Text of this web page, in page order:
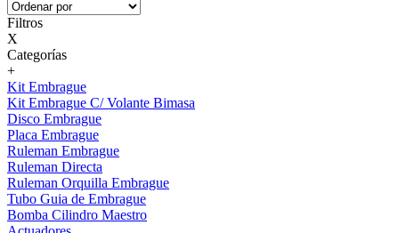
Filtros
X
Categorías
+
Kit Embrague
Kit Embrague C/ Volante Bimasa
Disco Embrague
Placa Embrague
Ruleman Embrague
Ruleman Directa
Ruleman Orquilla Embrague
Tubo Guia de Embrague
Bomba Cilindro Maestro